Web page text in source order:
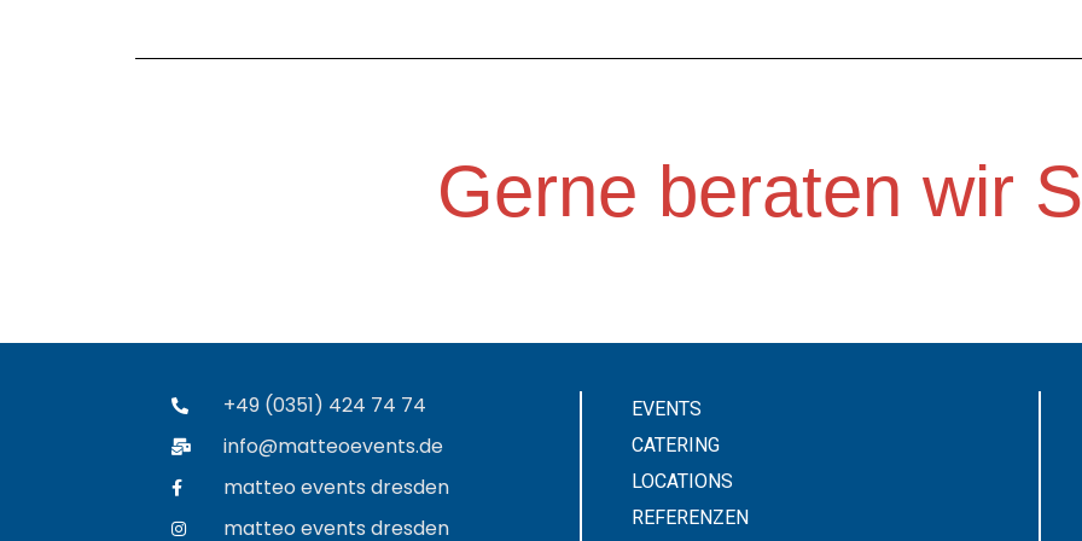
Gerne beraten wir
+49 (0351) 424 74 74
info@matteoevents.de
matteo events dresden
matteo events dresden
EVENTS
CATERING
LOCATIONS
REFERENZEN